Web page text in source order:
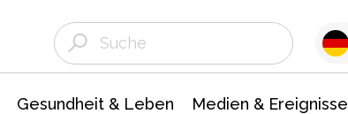
Gesundheit & Leben Medien & Ereignisse